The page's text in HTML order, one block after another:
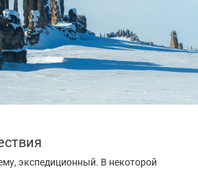
экспедиционный. В некоторой